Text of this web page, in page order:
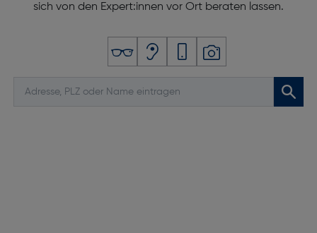
sich von den Expert:innen vor Ort beraten lassen.